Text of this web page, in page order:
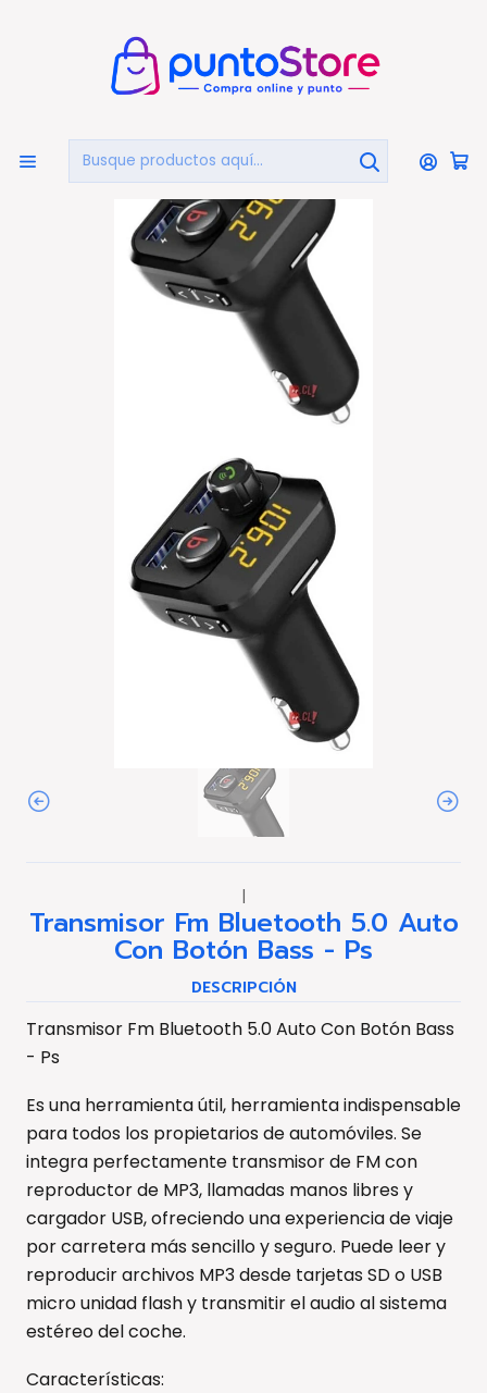
Inicio AUTOMOTRIZ Transmisores de FM
Transmisor Fm Bluetooth 5.0 Auto Con Botón Bass - Ps
|
Transmisor Fm Bluetooth 5.0 Auto
Con Botón Bass - Ps
DESCRIPCIÓN
Transmisor Fm Bluetooth 5.0 Auto Con Botón Bass
- Ps
Es una herramienta útil, herramienta indispensable
para todos los propietarios de automóviles. Se
integra perfectamente transmisor de FM con
reproductor de MP3, llamadas manos libres y
cargador USB, ofreciendo una experiencia de viaje
por carretera más sencillo y seguro. Puede leer y
reproducir archivos MP3 desde tarjetas SD o USB
micro unidad flash y transmitir el audio al sistema
estéreo del coche.
Características: